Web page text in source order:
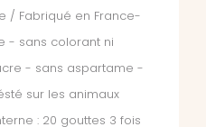
/ Fabriqué en France-
- sans colorant ni
- sans aspartame -
sur les animaux
: 20 gouttes 3 fois